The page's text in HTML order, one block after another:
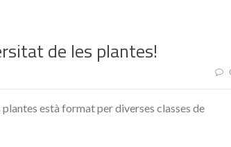
de les plantes!
està format per diverses classes de